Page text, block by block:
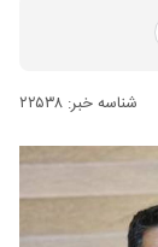
شناسه خبر: ۲۲۵۳۸